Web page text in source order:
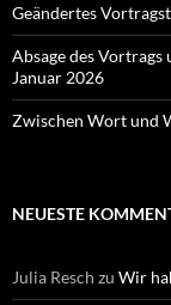
Geändertes
Absage des
Januar 2026
Zwischen Wort und
NEUESTE
Julia Resch zu Wir